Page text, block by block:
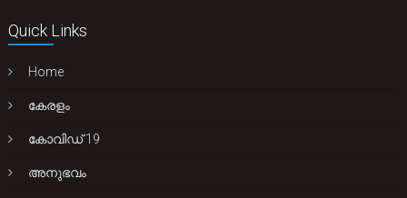
Quick Links
Home
കേരളം
കോവിഡ് 19
അനുഭവം